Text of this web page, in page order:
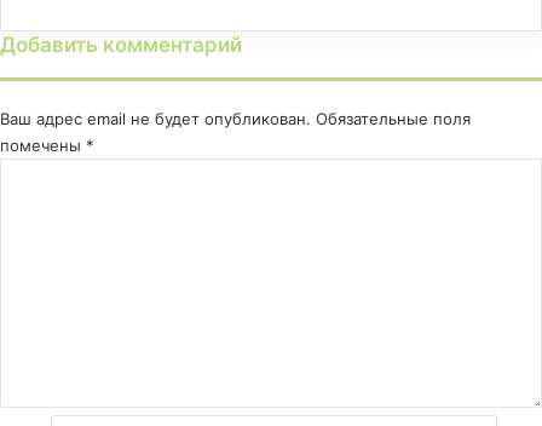
Добавить комментарий
Ваш адрес email не будет опубликован. Обязательные поля
помечены *
и